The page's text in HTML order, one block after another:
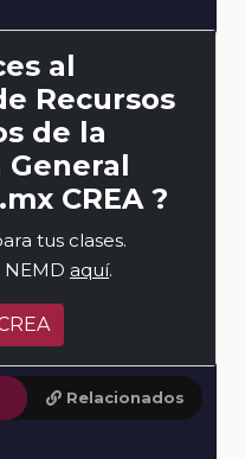
al
Recursos
de la
General
CREA ?
tus clases.
NEMD aquí.
Relacionados